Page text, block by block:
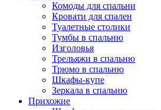
Комоды для спальни
Кровати для спален
Туалетные столики
Тумбы в спальню
Изголовья
Трельяжи в спальню
Трюмо в спальню
Шкафы-купе
Зеркала в спальню
Прихожие